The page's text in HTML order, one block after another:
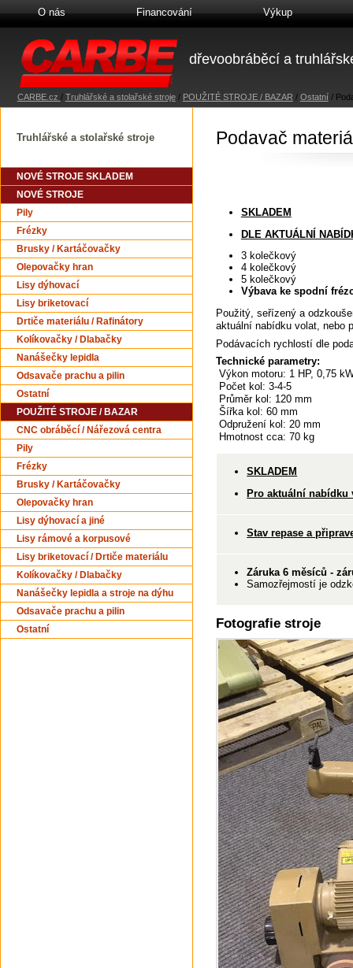
O nás Financování Výkup
dřevoobráběcí a
CARBE.cz / Truhlářské a stolařské stroje / POUŽITÉ STROJE / BAZAR / Ostatní /
Truhlářské a stolařské stroje
NOVÉ STROJE SKLADEM
NOVÉ STROJE
Pily
Frézky
Brusky / Kartáčovačky
Olepovačky hran
Lisy dýhovací
Lisy briketovací
Drtiče materiálu / Rafinátory
Kolíkovačky / Dlabačky
Nanášečky lepidla
Odsavače prachu a pilin
Ostatní
POUŽITÉ STROJE / BAZAR
CNC obráběcí / Nářezová centra
Pily
Frézky
Brusky / Kartáčovačky
Olepovačky hran
Lisy dýhovací a jiné
Lisy rámové a korpusové
Lisy briketovací / Drtiče materiálu
Kolíkovačky / Dlabačky
Nanášečky lepidla a stroje na dýhu
Odsavače prachu a pilin
Ostatní
Podavač
SKLADEM
DLE AKTUÁLNÍ
3 kolečkový
4 kolečkový
5 kolečkový
Výbava ke spodní
Použitý, seřízený a
aktuální nabídku volat, nebo
Podávacích rychlostí dle
Technické parametry:
Výkon motoru: 1 HP, 0,75
Počet kol: 3-4-5
Průměr kol: 120 mm
Šířka kol: 60 mm
Odpružení kol: 20 mm
Hmotnost cca: 70 kg
SKLADEM
Pro aktuální nabídku
Stav repase a
Záruka 6 měsíců -
Samozřejmostí je
Fotografie stroje